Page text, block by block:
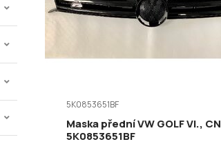
5K0853651BF
Maska přední VW GOLF VI., CN
5K0853651BF